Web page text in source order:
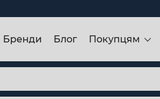
Бренди Блог Покупцям